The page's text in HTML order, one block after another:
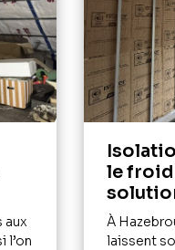
aux
l’on
le froid
À
laissent